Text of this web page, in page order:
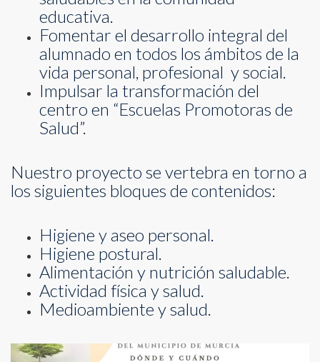
educativa.
Fomentar el desarrollo integral del
alumnado en todos los ámbitos de la
vida personal, profesional y social.
Impulsar la transformación del
centro en “Escuelas Promotoras de
Salud”.
Nuestro proyecto se vertebra en torno a
los siguientes bloques de contenidos:
Higiene y aseo personal.
Higiene postural.
Alimentación y nutrición saludable.
Actividad física y salud.
Medioambiente y salud.